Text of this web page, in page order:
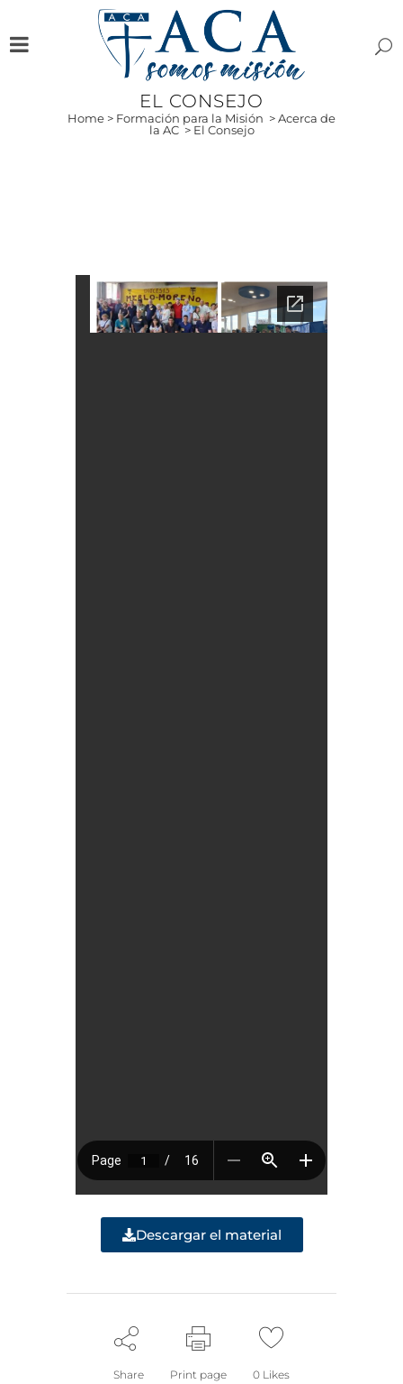
EL CONSEJO
Home > Formación para la Misión >Acerca de
la AC > El Consejo
Descargar el material
Share Print page 0 Likes